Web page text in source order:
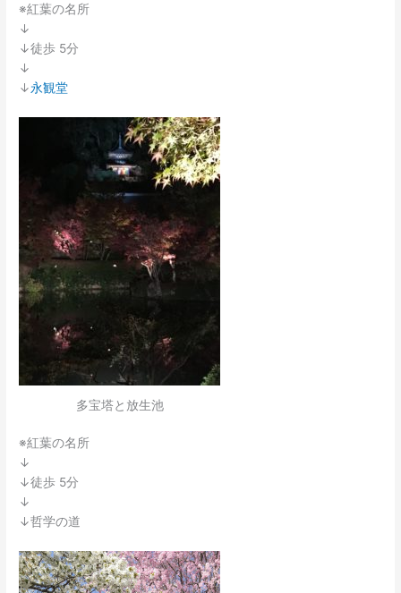
※紅葉の名所
↓
↓徒歩 5分
↓
↓永観堂
多宝塔と放生池
※紅葉の名所
↓
↓徒歩 5分
↓
↓哲学の道